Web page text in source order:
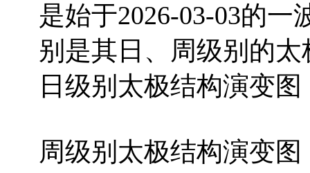
是始于2026-03-03的
别是其日、周级别的
日级别太极结构演变图
周级别太极结构演变图